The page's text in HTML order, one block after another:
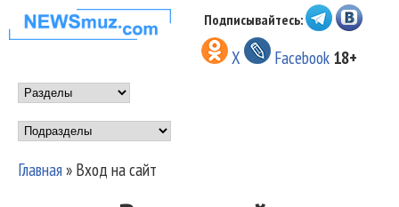
Перейти к основному
содержанию
НОВОСТИ
МУЗЫКИ И
ШОУ БИЗНЕСА
NEWSMUZ.COM
Подписывайтесь:
X Facebook 18+
Main menu
Подразделы
Вы здесь
Главная» Вход на сайт